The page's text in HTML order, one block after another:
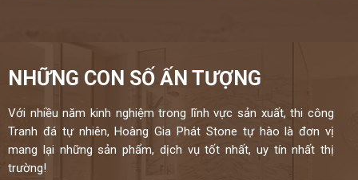
NHỮNG CON SỐ ẤN TƯỢNG
Với nhiều năm kinh nghiệm trong lĩnh vực sản xuất, thi công
Tranh đá tự nhiên, Hoàng Gia Phát Stone tự hào là đơn vị
mang lại những sản phẩm, dịch vụ tốt nhất, uy tín nhất thị
trường!